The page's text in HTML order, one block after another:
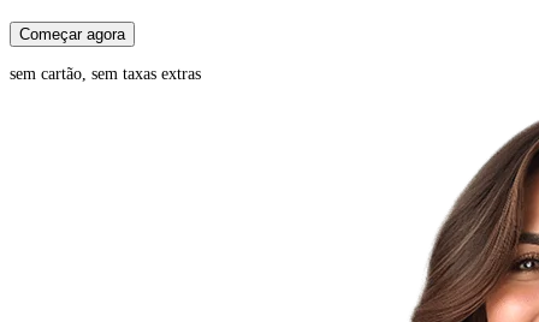
Começar agora
sem cartão, sem taxas extras